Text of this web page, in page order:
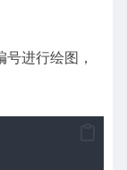
进行绘图，